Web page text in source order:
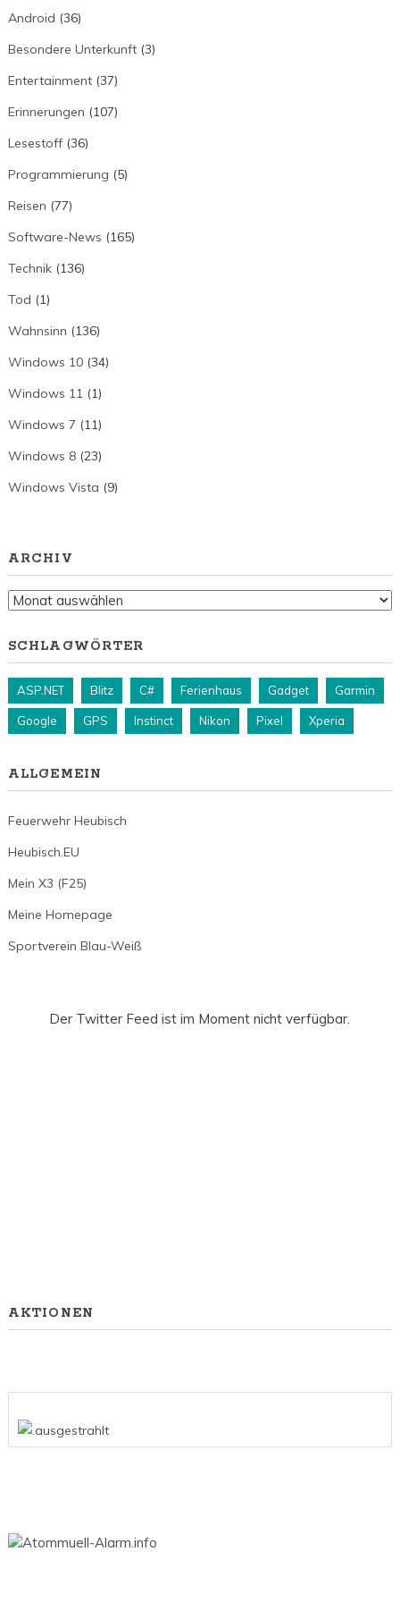
Android (36)
Besondere Unterkunft(3)
Entertainment(37)
Erinnerungen (107)
Lesestoff(36)
Programmierung (5)
Reisen (77)
Software-News (165)
Technik(136)
Tod (1)
Wahnsinn (136)
Windows 10(34)
Windows 11(1)
Windows 7 (11)
Windows 8(23)
Windows Vista (9)
ARCHIV
Archiv
SCHLAGWÖRTER
ASP.NET Blitz C# Ferienhaus Gadget Garmin
Google GPS Instinct Nikon Pixel Xperia
ALLGEMEIN
Feuerwehr Heubisch
Heubisch.EU
Mein X3 (F25)
Meine Homepage
Sportverein Blau-Weiß
Der Twitter Feed ist im Moment nicht verfügbar.
AKTIONEN